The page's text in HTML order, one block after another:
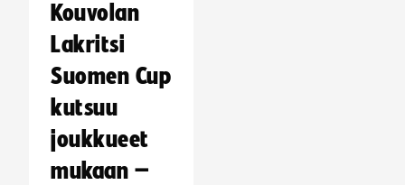
Kouvolan
Lakritsi
Suomen Cup
kutsuu
joukkueet
mukaan –